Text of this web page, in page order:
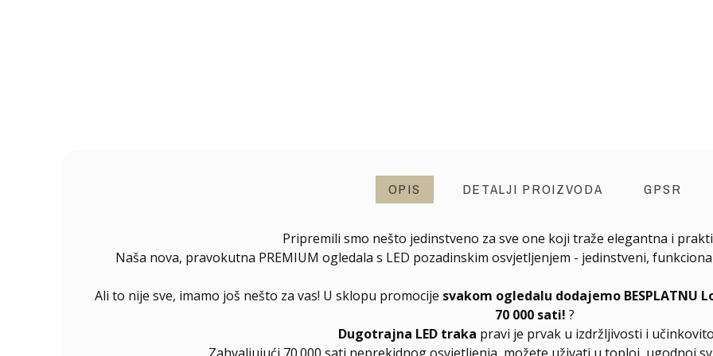
OPIS DETALJI PROIZVODA GPSR
Pripremili smo nešto jedinstveno za sve one koji traže elegantna i
Naša nova, pravokutna PREMIUM ogledala s LED pozadinskim osvjetljenjem - jedinstveni,
Ali to nije sve, imamo još nešto za vas! U sklopu promocije svakom ogledalu dodajemo
70 000 sati! ?
Dugotrajna LED traka pravi je prvak u izdržljivosti i